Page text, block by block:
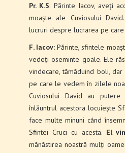
Pr. K.S: Părinte Iacov, aveți
moaște ale Cuviosului
lucruri despre lucrarea pe
F. Iacov: Părinte, sfintele
vedeți oseminte goale. Ele
vindecare, tămăduind boli,
pe care le vedem în zilele
Cuviosului David au putere
înlăuntrul acestora locuiește
face multe minuni când
Sfintei Cruci cu acesta. El
mănăstirea noastră mulți